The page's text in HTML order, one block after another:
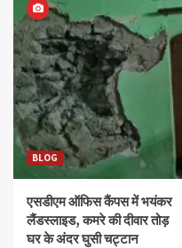
BLOG
एसडीएम ऑफिस कैंपस में भयंकर
लैंडस्लाइड, कमरे की दीवार तोड़
घर के अंदर घुसी चट्टान